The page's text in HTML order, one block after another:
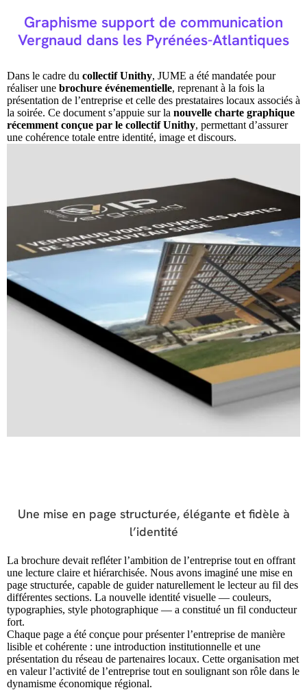
Graphisme support de communication
Vergnaud dans les Pyrénées-Atlantiques
Dans le cadre du collectif Unithy, JUME a été mandatée pour
réaliser une brochure événementielle, reprenant à la fois la
présentation de l’entreprise et celle des prestataires locaux associés à
la soirée. Ce document s’appuie sur la nouvelle charte graphique
récemment conçue par le collectif Unithy, permettant d’assurer
une cohérence totale entre identité, image et discours.
Une mise en page structurée, élégante et fidèle à
l’identité
La brochure devait refléter l’ambition de l’entreprise tout en offrant
une lecture claire et hiérarchisée. Nous avons imaginé une mise en
page structurée, capable de guider naturellement le lecteur au fil des
différentes sections. La nouvelle identité visuelle — couleurs,
typographies, style photographique — a constitué un fil conducteur
fort.
Chaque page a été conçue pour présenter l’entreprise de manière
lisible et cohérente : une introduction institutionnelle et une
présentation du réseau de partenaires locaux. Cette organisation met
en valeur l’activité de l’entreprise tout en soulignant son rôle dans le
dynamisme économique régional.